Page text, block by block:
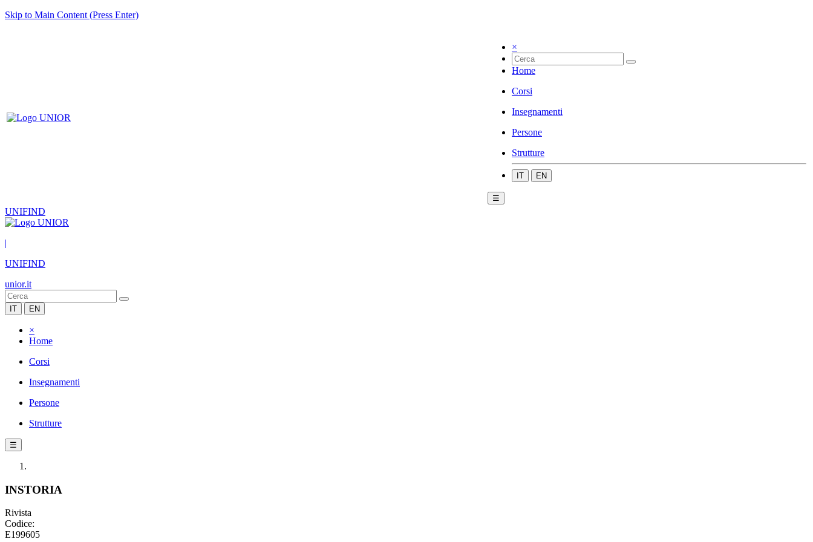
Skip to Main Content (Press Enter)
×
Home
Corsi
Insegnamenti
Persone
Strutture
IT EN
☰
UNIFIND
|
UNIFIND
unior.it
IT EN
×
Home
Corsi
Insegnamenti
Persone
Strutture
☰
INSTORIA
Rivista
Codice:
E199605